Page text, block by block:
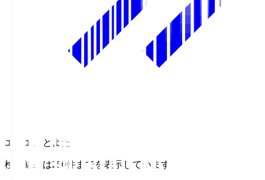
エフエムとよた
検索結果は250件までを表示しています